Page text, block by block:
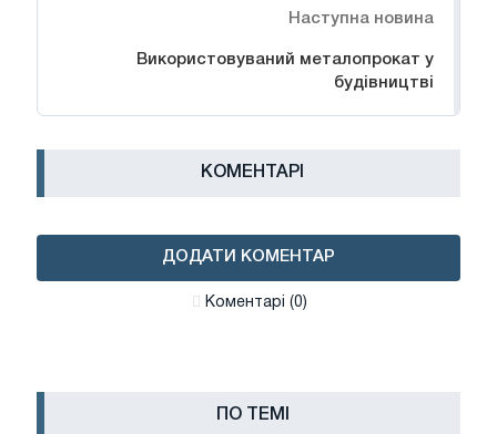
Наступна новина
Використовуваний металопрокат у
будівництві
КОМЕНТАРІ
ДОДАТИ КОМЕНТАР
Коментарі (0)
ПО ТЕМІ